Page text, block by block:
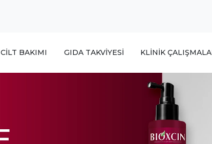
CİLT BAKIMI GIDA TAKVİYESİ KLİNİK